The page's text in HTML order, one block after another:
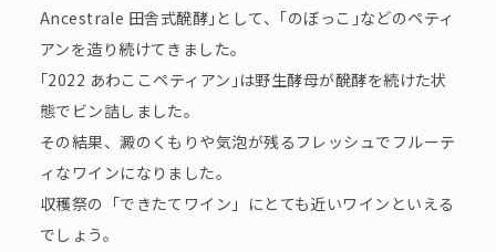
Ancestrale 田舎式醗酵｣として、｢のぼっこ｣などのペティ
アンを造り続けてきました。
｢2022 あわここペティアン｣は野生酵母が醗酵を続けた状
態でビン詰しました。
その結果、澱のくもりや気泡が残るフレッシュでフルーテ
ィなワインになりました。
収穫祭の「できたてワイン」にとても近いワインといえる
でしょう。